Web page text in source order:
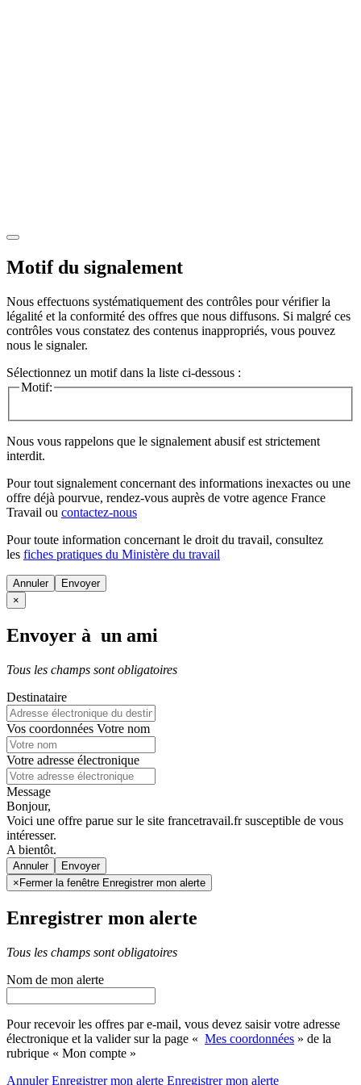
Motif du signalement
Nous effectuons systématiquement des contrôles pour vérifier la
légalité et la conformité des offres que nous diffusons. Si malgré ces
contrôles vous constatez des contenus inappropriés, vous pouvez
nous le signaler.
Sélectionnez un motif dans la liste ci-dessous :
Motif:
Nous vous rappelons que le signalement abusif est strictement
interdit.
Pour tout signalement concernant des informations inexactes ou une
offre déjà pourvue, rendez-vous auprès de votre agence France
Travail ou contactez-nous
Pour toute information concernant le droit du travail, consultez
les fiches pratiques du Ministère du travail
Annuler
×
Envoyer à un ami
Tous les champs sont obligatoires
Destinataire
Vos coordonnées Votre nom
Votre adresse électronique
Message
Bonjour,
Voici une offre parue sur le site francetravail.fr susceptible de vous
intéresser.
A bientôt.
Annuler
× Fermer la fenêtre Enregistrer mon alerte
Enregistrer mon alerte
Tous les champs sont obligatoires
Nom de mon alerte
Pour recevoir les offres par e-mail, vous devez saisir votre adresse
électronique et la valider sur la page « Mes coordonnées » de la
rubrique « Mon compte »
AnnulerEnregistrer mon alerte Enregistrermon alerte